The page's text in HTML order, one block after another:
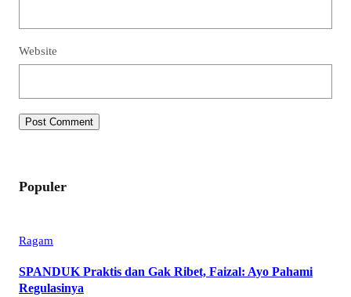
Website
Populer
Ragam
SPANDUK Praktis dan Gak Ribet, Faizal: Ayo Pahami
Regulasinya